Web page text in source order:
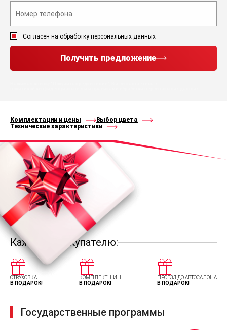
Согласен на обработку персональных данных
Получить предложение
Комплектации и цены
Выбор цвета
Технические характеристики
Каждому покупателю:
СТРАХОВКА
В ПОДАРОК!
КОМПЛЕКТ ШИН
В ПОДАРОК!
ПРОЕЗД ДО АВТОСАЛОНА
В ПОДАРОК!
Государственные программы